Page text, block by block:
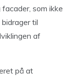
som ikke
til
af
på at